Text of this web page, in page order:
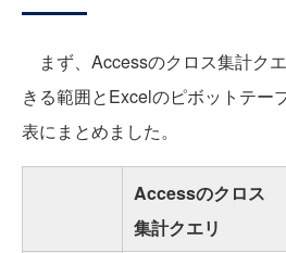
まず、Accessのクロス集計ク
きる範囲とExcelのピボットテー
表にまとめました。
Accessのクロス
集計クエリ